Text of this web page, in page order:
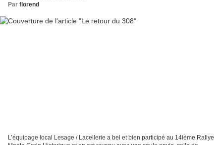
Par florend
L’équipage local Lesage / Lacellerie a bel et bien participé au 14ième Rallye